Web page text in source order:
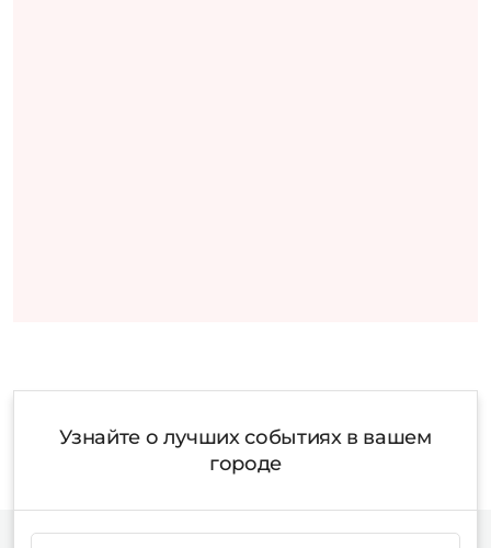
Узнайте о лучших событиях в вашем
городе